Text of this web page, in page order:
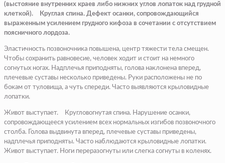
(выстояние внутренних краев либо нижних углов лопаток над грудной
клеткой). Круглая спина. Дефект осанки, сопровождающийся
выраженным усилением грудного кифоза в сочетании с отсутствием
поясничного лордоза.
Эластичность позвоночника повышена, центр тяжести тела смещен.
Чтобы сохранить равновесие, человек ходит и стоит на немного
согнутых ногах. Надплечья приподняты, голова наклонена вперед,
плечевые суставы несколько приведены. Руки расположены не по
бокам от туловища, а чуть спереди. Часто выявляются крыловидные
лопатки.
Живот выступает. Кругловогнутая спина. Нарушение осанки,
сопровождающееся усилением всех нормальных изгибов позвоночного
столба. Голова выдвинута вперед, плечевые суставы приведены,
надплечья приподняты. Часто наблюдаются крыловидные лопатки.
Живот выступает. Ноги переразогнуты или слегка согнуты в коленях.